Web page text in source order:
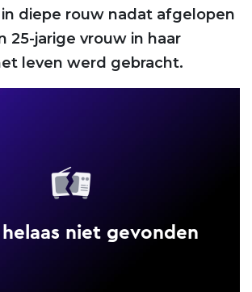
in diepe rouw nadat afgelopen
25-jarige vrouw in haar
leven werd gebracht.